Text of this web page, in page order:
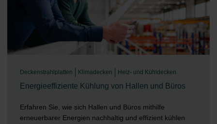
Deckenstrahlplatten Klimadecken Heiz- und Kühldecken
Energieeffiziente Kühlung von Hallen und Büros
Erfahren Sie, wie sich Hallen und Büros mithilfe
erneuerbarer Energien nachhaltig und effizient kühlen